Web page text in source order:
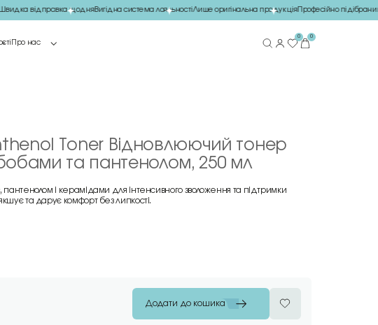
відправка щодняВигідна система лояльностіЛише оригінальна продукціяПрофесійно підібраний
Про нас
0 0
Toner Відновлюючий тонер
та пантенолом, 250 мл
і керамідами для інтенсивного зволоження та підтримки
та дарує комфорт без липкості.
Додати до кошика